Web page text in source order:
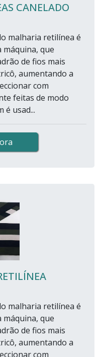
CANELADO
malharia retilínea é
máquina, que
de fios mais
aumentando a
com
feitas de modo
é usad...
malharia retilínea é
máquina, que
de fios mais
aumentando a
com